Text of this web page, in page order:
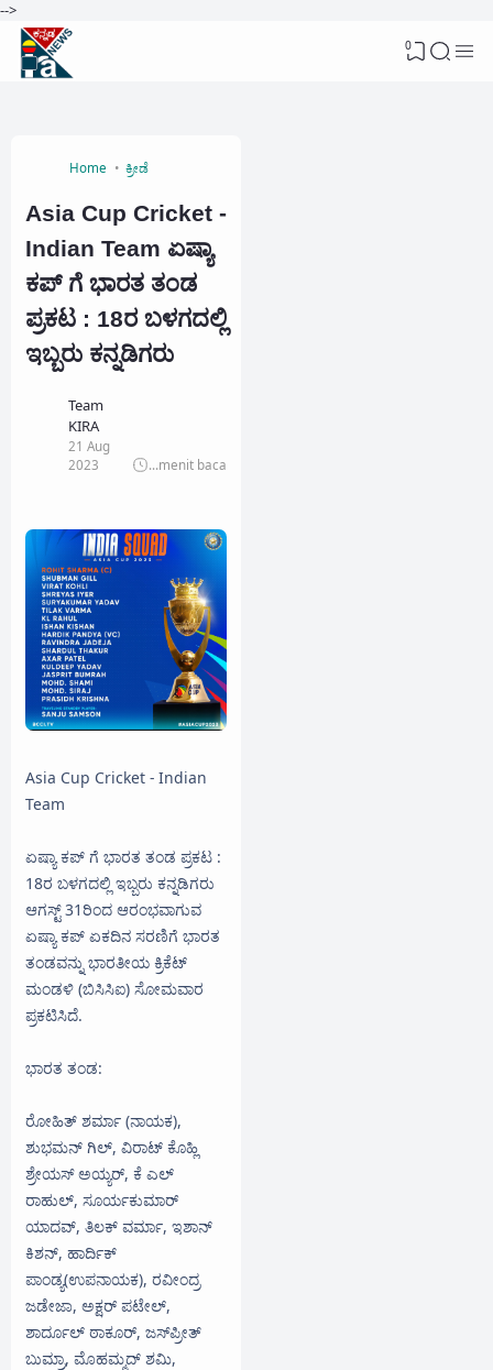
-->
0
Home ಕ್ರೀಡೆ
Asia Cup Cricket -
Indian Team ಏಷ್ಯಾ
ಕಪ್ ಗೆ ಭಾರತ ತಂಡ
ಪ್ರಕಟ : 18ರ ಬಳಗದಲ್ಲಿ
ಇಬ್ಬರು ಕನ್ನಡಿಗರು
Team
KIRA
21 Aug
2023
...menit baca
Asia Cup Cricket - Indian
Team
ಏಷ್ಯಾ ಕಪ್ ಗೆ ಭಾರತ ತಂಡ ಪ್ರಕಟ :
18ರ ಬಳಗದಲ್ಲಿ ಇಬ್ಬರು ಕನ್ನಡಿಗರು
ಆಗಸ್ಟ್ 31ರಿಂದ ಆರಂಭವಾಗುವ
ಏಷ್ಯಾ ಕಪ್ ಏಕದಿನ ಸರಣಿಗೆ ಭಾರತ
ತಂಡವನ್ನು ಭಾರತೀಯ ಕ್ರಿಕೆಟ್
ಮಂಡಳಿ (ಬಿಸಿಸಿಐ) ಸೋಮವಾರ
ಪ್ರಕಟಿಸಿದೆ.
ಭಾರತ ತಂಡ:
ರೋಹಿತ್‌ ಶರ್ಮಾ (ನಾಯಕ),
ಶುಭಮನ್ ಗಿಲ್, ವಿರಾಟ್ ಕೊಹ್ಲಿ
ಶ್ರೇಯಸ್ ಅಯ್ಯರ್, ಕೆ ಎಲ್
ರಾಹುಲ್, ಸೂರ್ಯಕುಮಾರ್
ಯಾದವ್, ತಿಲಕ್ ವರ್ಮಾ, ಇಶಾನ್
ಕಿಶನ್, ಹಾರ್ದಿಕ್
ಪಾಂಡ್ಯ(ಉಪನಾಯಕ), ರವೀಂದ್ರ
ಜಡೇಜಾ, ಅಕ್ಷರ್ ಪಟೇಲ್,
ಶಾರ್ದೂಲ್ ಠಾಕೂರ್, ಜಸ್‌ಪ್ರೀತ್
ಬುಮ್ರಾ, ಮೊಹಮ್ಮದ್ ಶಮಿ,